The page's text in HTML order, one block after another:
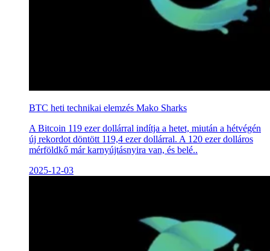
BTC heti technikai elemzés Mako Sharks
A Bitcoin 119 ezer dollárral indítja a hetet, miután a hétvégén
új rekordot döntött 119,4 ezer dollárral. A 120 ezer dolláros
mérföldkő már karnyújtásnyira van, és belé..
2025-12-03